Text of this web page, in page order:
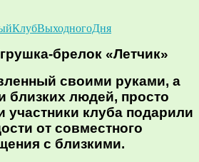
брелок «Летчик»
своими руками, а
близких людей, просто
участники клуба подарили
от совместного
с близкими.